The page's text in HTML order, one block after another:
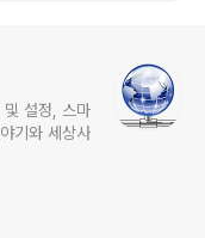
및 설정, 스마
기와 세상사